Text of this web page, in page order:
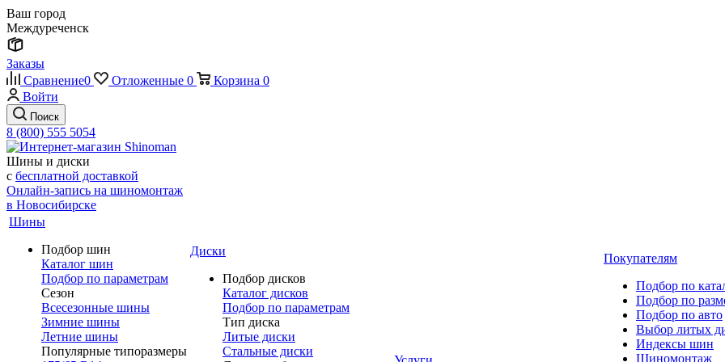
Ваш город
Междуреченск
Заказы
Сравнение0 Отложенные 0 Корзина 0
Войти
Поиск
8 (800) 555 5054
Шины и диски
с бесплатной доставкой
Онлайн-запись на шиномонтаж
в Новосибирске
Шины
Подбор шин
Каталог шин
Подбор по параметрам
Сезон
Всесезонные шины
Зимние шины
Летние шины
Популярные типоразмеры
Диски
Подбор дисков
Каталог дисков
Подбор по параметрам
Тип диска
Литые диски
Стальные диски
Покупателям
Подбор по
Подбор по
Подбор по авто
Выбор литых
Индексы шин
Шиномонтаж